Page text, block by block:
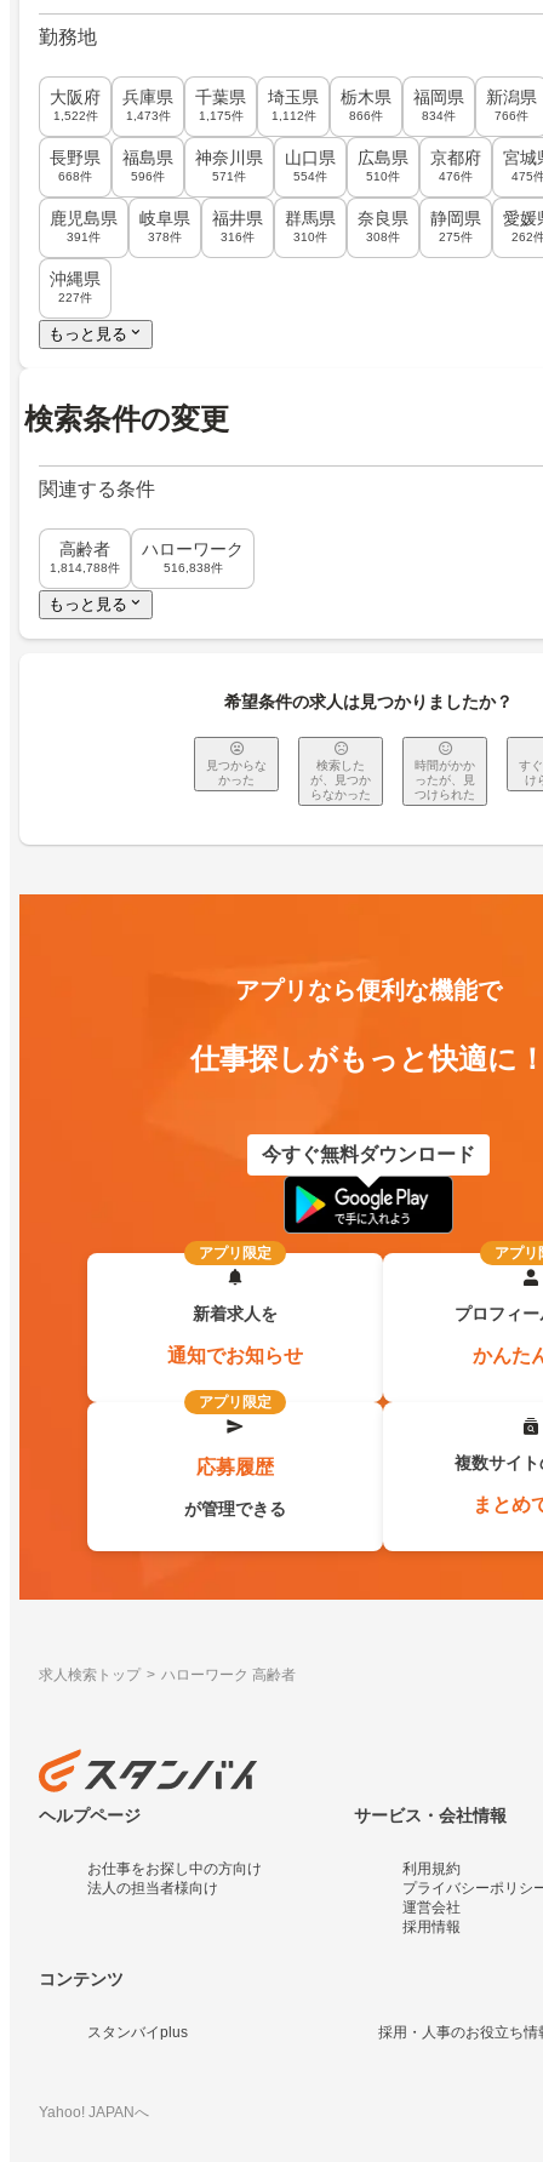
勤務地
大阪府
1,522件
兵庫県
1,473件
千葉県
1,175件
埼玉県
1,112件
栃木県
866件
福岡県
834件
新潟県
766件
長野県
668件
福島県
596件
神奈川県
571件
山口県
554件
広島県
510件
京都府
476件
宮城
475
鹿児島県
391件
岐阜県
378件
福井県
316件
群馬県
310件
奈良県
308件
静岡県
275件
愛媛
262
沖縄県
227件
もっと見る
検索条件の変更
関連する条件
高齢者
1,814,788件
ハローワーク
516,838件
もっと見る
希望条件の求人は見つかりましたか？
見つからな
かった
検索した
が、見つか
らなかった
時間がかか
ったが、見
つけられた
す
け
アプリなら便利な機能で
仕事探しがもっと快適に
今すぐ無料ダウンロード
アプリ限定
新着求人を
通知でお知らせ
アプリ
プロフィ
かんた
アプリ限定
応募履歴
が管理できる
複数サイ
まとめ
求人検索トップ ハローワーク 高齢者
ヘルプページ
お仕事をお探し中の方向け
法人の担当者様向け
サービス・会社情報
利用規約
プライバシーポリシ
運営会社
採用情報
コンテンツ
スタンバイplus 採用・人事のお役立ち情
Yahoo! JAPANへ